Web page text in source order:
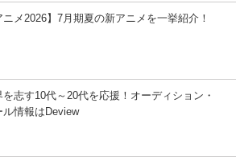
ニメ2026】7月期夏の新アニメを一挙紹介！
を志す10代～20代を応援！オーディション・
ル情報はDeview